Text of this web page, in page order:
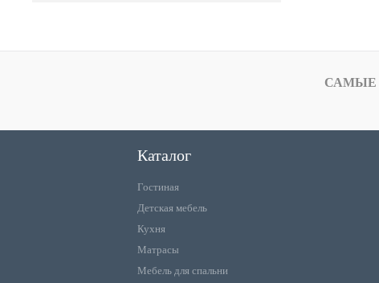
САМЫЕ
Каталог
Гостиная
Детская мебель
Кухня
Матрасы
Мебель для спальни